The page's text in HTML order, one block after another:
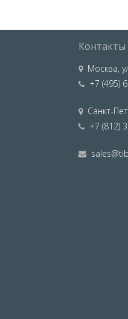
Контакты
Москва,
+7 (495)
Санкт-
+7 (812)